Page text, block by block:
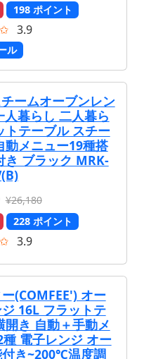
198 ポイント
3.9
ル
ームオーブンレン
人暮らし 二人暮ら
トテーブル スチー
動メニュー19種搭
き ブラック MRK-
¥26,180
228 ポイント
3.9
(COMFEE') オー
16L フラットテ
開き 自動＋手動メ
電子レンジ オー
付き~200℃温度調